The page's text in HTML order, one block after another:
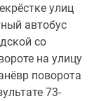
улиц
автобус
со
на улицу
поворота
73-